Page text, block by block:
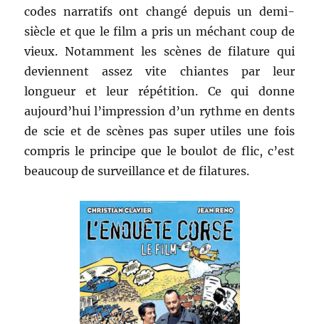
codes narratifs ont changé depuis un demi-
siècle et que le film a pris un méchant coup de
vieux. Notamment les scènes de filature qui
deviennent assez vite chiantes par leur
longueur et leur répétition. Ce qui donne
aujourd’hui l’impression d’un rythme en dents
de scie et de scènes pas super utiles une fois
compris le principe que le boulot de flic, c’est
beaucoup de surveillance et de filatures.